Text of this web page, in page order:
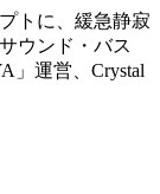
トに、緩急静寂
ウンド・バス
」運営、Crystal